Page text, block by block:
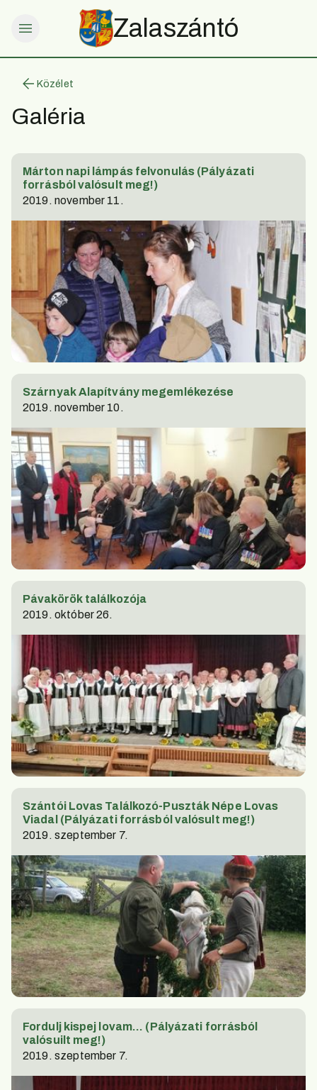
Zalaszántó
Közélet
Galéria
Márton napi lámpás felvonulás (Pályázati
forrásból valósult meg!)
2019. november 11.
Szárnyak Alapítvány megemlékezése
2019. november 10.
Pávakörök találkozója
2019. október 26.
Szántói Lovas Találkozó-Puszták Népe Lovas
Viadal (Pályázati forrásból valósult meg!)
2019. szeptember 7.
Fordulj kispej lovam... (Pályázati forrásból
valósuilt meg!)
2019. szeptember 7.